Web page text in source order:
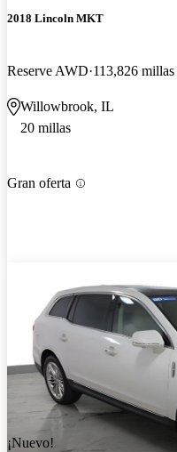
2018 Lincoln MKT
Reserve AWD 113,826 millas
Willowbrook, IL
20 millas
Gran oferta
¡Nuevo!